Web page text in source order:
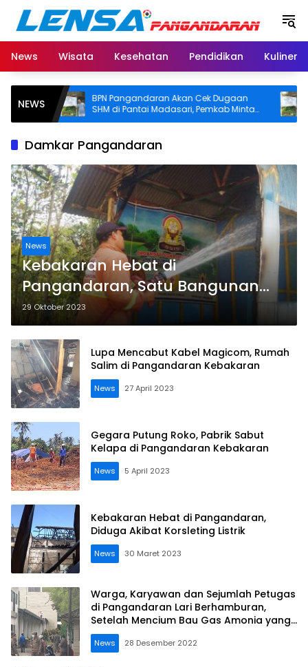
Langsung
konten
News
Wisata Kesehatan Pendidikan Kuliner
NEWS
BPN Pangandaran Akan Cek Dugaan
SHM di Pantai Madasari, Pemkab Minta
Usut Asal-usul Sertifikat
Damkar Pangandaran
News
Kebakaran Hebat di
Pangandaran, Satu Bangunan
Sekolah Ikut Terbakar
29 Oktober 2023
Lupa Mencabut Kabel Magicom, Rumah
Salim di Pangandaran Kebakaran
News 27 April 2023
Gegara Putung Roko, Pabrik Sabut
Kelapa di Pangandaran Kebakaran
News 5 April 2023
Kebakaran Hebat di Pangandaran,
Diduga Akibat Korsleting Listrik
News 30 Maret 2023
Warga, Karyawan dan Sejumlah Petugas
di Pangandaran Lari Berhamburan,
Setelah Mencium Bau Gas Amonia yang
Keluar dari Pabrik Ikan Milik Susi
Pudjiastuti
News 28 Desember 2022